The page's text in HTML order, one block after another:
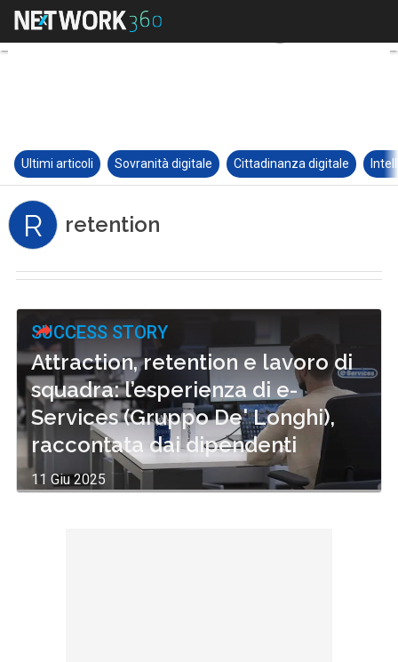
Ultimi articoli Sovranità digitale Cittadinanza digitale
R retention
SUCCESS STORY
Attraction, retention e lavoro di
squadra: l’esperienza di e-
Services (Gruppo De' Longhi),
raccontata dai dipendenti
11 Giu 2025